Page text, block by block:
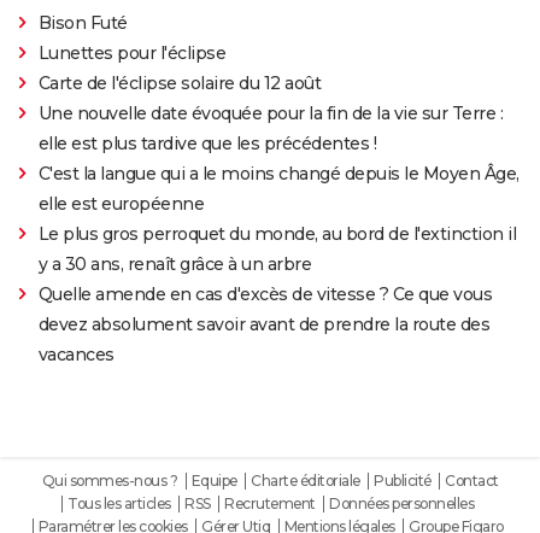
Bison Futé
Lunettes pour l'éclipse
Carte de l'éclipse solaire du 12 août
Une nouvelle date évoquée pour la fin de la vie sur Terre :
elle est plus tardive que les précédentes !
C'est la langue qui a le moins changé depuis le Moyen Âge,
elle est européenne
Le plus gros perroquet du monde, au bord de l'extinction il
y a 30 ans, renaît grâce à un arbre
Quelle amende en cas d'excès de vitesse ? Ce que vous
devez absolument savoir avant de prendre la route des
vacances
Qui sommes-nous ? Equipe Charte éditoriale Publicité
Contact
Tous les articles
RSS Recrutement
Données personnelles
Paramétrer les cookies
Gérer Utiq Mentions légales Groupe Figaro